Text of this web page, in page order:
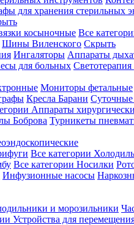
для хранения стерильных
косыночные Все
Шины Виленского Скрыть
Ингаляторы Аппараты
для больных
Мониторы фетальные
Кресла Барани
Аппараты
Боброва Турникеты
Все категории
Все категории Носилки
Инфузионные насосы
и морозильники
Устройства для